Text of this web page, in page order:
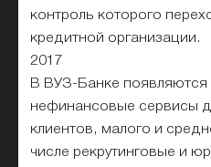
контроль которого
кредитной организации.
2017
В ВУЗ-Банке появляются
нефинансовые сервисы
клиентов, малого и
числе рекрутинговые и